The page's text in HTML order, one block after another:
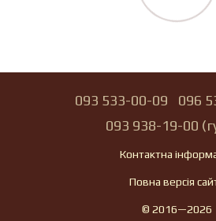
093 533-00-09
096
093 938-19-00
Контактна
Повна версія
© 2016—2026